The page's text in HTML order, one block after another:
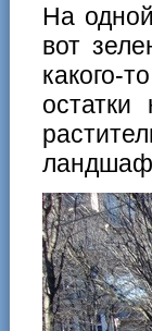
На
вот
какого-